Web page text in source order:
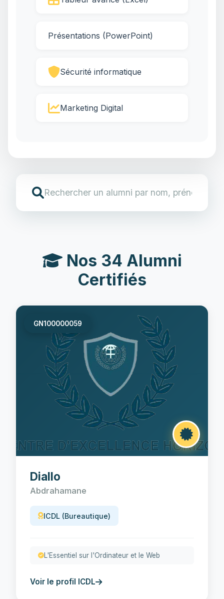
Présentations (PowerPoint)
Sécurité informatique
Marketing Digital
Nos 34 Alumni
Certifiés
GN100000059
Diallo
Abdrahamane
ICDL (Bureautique)
L'Essentiel sur l'Ordinateur et le Web
Voir le profil ICDL